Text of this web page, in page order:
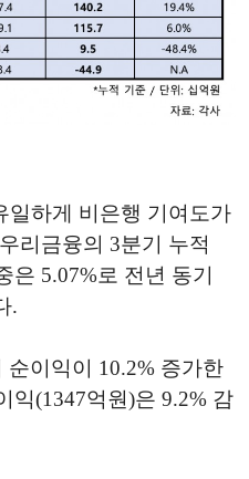
일하게 비은행 기여도가
리금융의 3분기 누적
5.07%로 전년 동기
.
순이익이 10.2% 증가한
익(1347억원)은 9.2% 감